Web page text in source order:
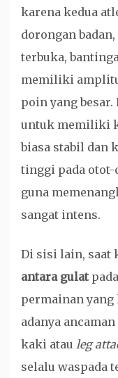
karena kedua
dorongan
terbuka,
memiliki
poin yang
untuk memiliki
biasa stabil dan
tinggi pada otot-
guna
sangat intens.
Di sisi lain, saat
antara gulat
permainan yang
adanya
kaki atau leg
selalu waspada